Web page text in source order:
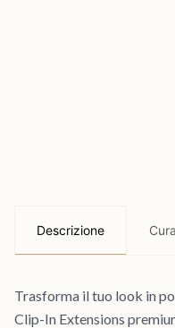
Descrizione
Trasforma il tuo look in
Clip-In Extensions